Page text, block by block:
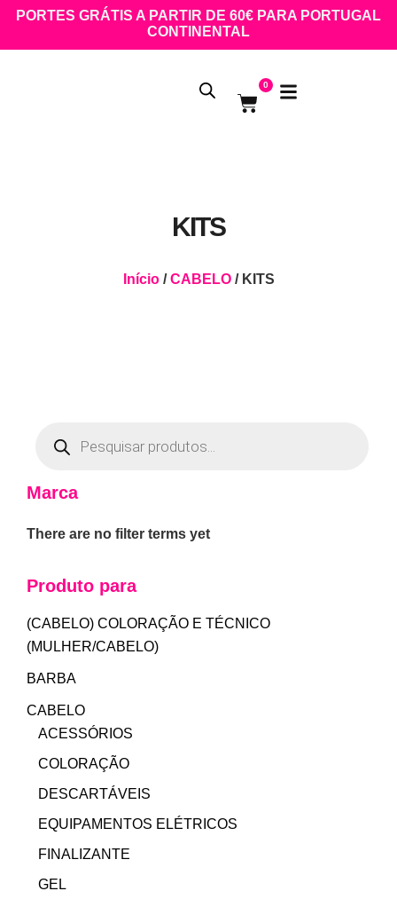
PORTES GRÁTIS A PARTIR DE 60€ PARA PORTUGAL
CONTINENTAL
0
KITS
Início/CABELO/ KITS
Marca
There are no filter terms yet
Produto para
(CABELO) COLORAÇÃO E TÉCNICO
(MULHER/CABELO)
BARBA
CABELO
ACESSÓRIOS
COLORAÇÃO
DESCARTÁVEIS
EQUIPAMENTOS ELÉTRICOS
FINALIZANTE
GEL